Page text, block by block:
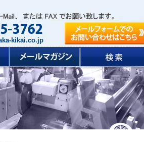
kikai.co.jp